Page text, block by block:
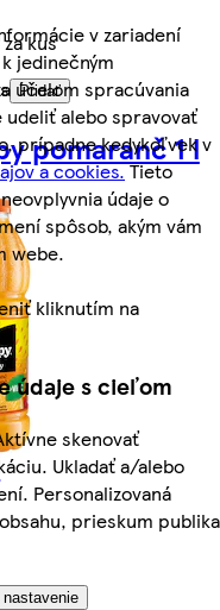
v zariadení
jedinečným
účelom spracúvania
udeliť alebo spravovať
prípadne kedykoľvek v
a cookies.Tieto
údaje o
spôsob, akým vám
webe.
kliknutím na
údaje s cieľom
skenovať
Ukladať a/alebo
Personalizovaná
prieskum publika
kus
Pridať
pomaranč 1 l